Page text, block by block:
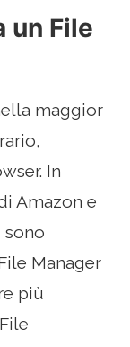
un File
maggior
In
Amazon e
sono
Manager
più